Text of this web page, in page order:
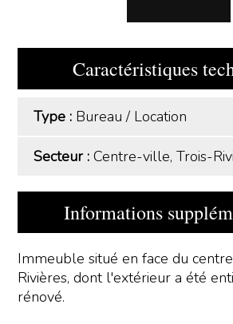
Caractéristiques
Type : Bureau/ Location
Secteur :Centre-ville, Trois-
Informations
Immeuble situé en face du
Rivières, dont l'extérieur a été
rénové.